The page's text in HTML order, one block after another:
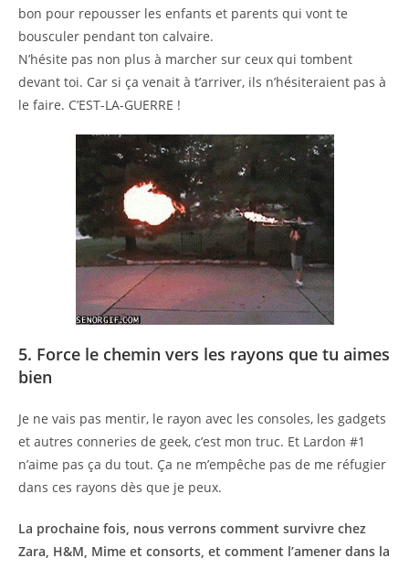
bon pour repousser les enfants et parents qui vont te
bousculer pendant ton calvaire.
N’hésite pas non plus à marcher sur ceux qui tombent
devant toi. Car si ça venait à t’arriver, ils n’hésiteraient pas à
le faire. C’EST-LA-GUERRE !
5. Force le chemin vers les rayons que tu aimes
bien
Je ne vais pas mentir, le rayon avec les consoles, les gadgets
et autres conneries de geek, c’est mon truc. Et Lardon #1
n’aime pas ça du tout. Ça ne m’empêche pas de me réfugier
dans ces rayons dès que je peux.
La prochaine fois, nous verrons comment survivre chez
Zara, H&M, Mime et consorts, et comment l’amener dans la